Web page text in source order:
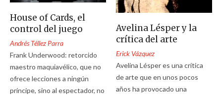
House of Cards, el
control del juego
Andrés Téllez Parra
Frank Underwood: retorcido
maestro maquiavélico, que no
ofrece lecciones a ningún
príncipe, sino al espectador, no
Avelina Lésper y la
crítica del arte
Erick Vázquez
Avelina Lésper es una crítica
de arte que en unos pocos
años ha provocado una